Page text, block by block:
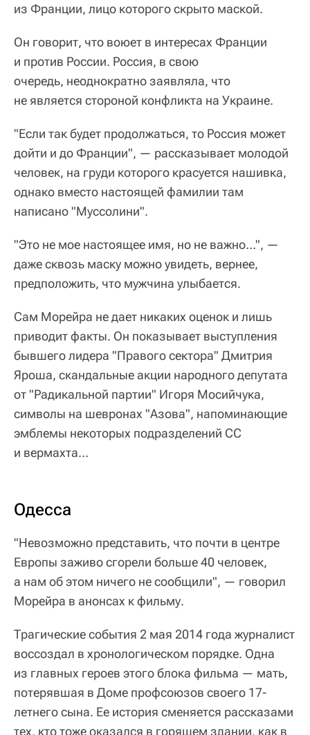
из Франции, лицо которого скрыто маской.
Он говорит, что воюет в интересах Франции
и против России. Россия, в свою
очередь, неоднократно заявляла, что
не является стороной конфликта на Украине.
"Если так будет продолжаться, то Россия может
дойти и до Франции", — рассказывает молодой
человек, на груди которого красуется нашивка,
однако вместо настоящей фамилии там
написано "Муссолини".
"Это не мое настоящее имя, но не важно…", —
даже сквозь маску можно увидеть, вернее,
предположить, что мужчина улыбается.
Сам Морейра не дает никаких оценок и лишь
приводит факты. Он показывает выступления
бывшего лидера "Правого сектора" Дмитрия
Яроша, скандальные акции народного депутата
от "Радикальной партии" Игоря Мосийчука,
символы на шевронах "Азова", напоминающие
эмблемы некоторых подразделений СС
и вермахта…
Одесса
"Невозможно представить, что почти в центре
Европы заживо сгорели больше 40 человек,
а нам об этом ничего не сообщили", — говорил
Морейра в анонсах к фильму.
Трагические события 2 мая 2014 года журналист
воссоздал в хронологическом порядке. Одна
из главных героев этого блока фильма — мать,
потерявшая в Доме профсоюзов своего 17-
летнего сына. Ее история сменяется рассказами
тех, кто тоже оказался в горящем здании, как в